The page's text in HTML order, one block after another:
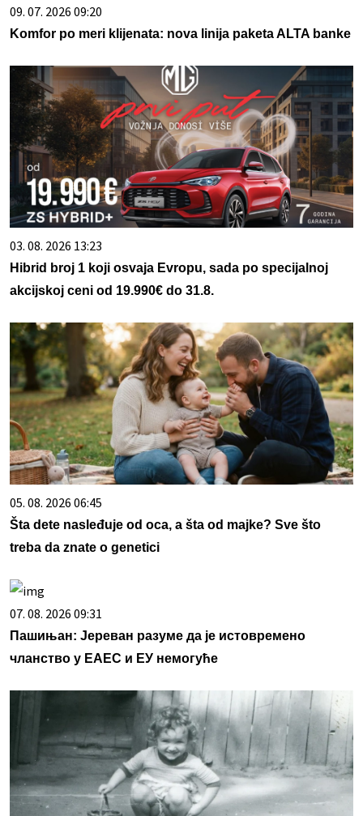
09. 07. 2026 09:20
Komfor po meri klijenata: nova linija paketa ALTA banke
03. 08. 2026 13:23
Hibrid broj 1 koji osvaja Evropu, sada po specijalnoj
akcijskoj ceni od 19.990€ do 31.8.
05. 08. 2026 06:45
Šta dete nasleđuje od oca, a šta od majke? Sve što
treba da znate o genetici
07. 08. 2026 09:31
Пашињан: Јереван разуме да је истовремено
чланство у ЕАЕС и ЕУ немогуће